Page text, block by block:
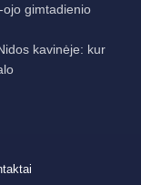
gimtadienio
kavinėje: kur